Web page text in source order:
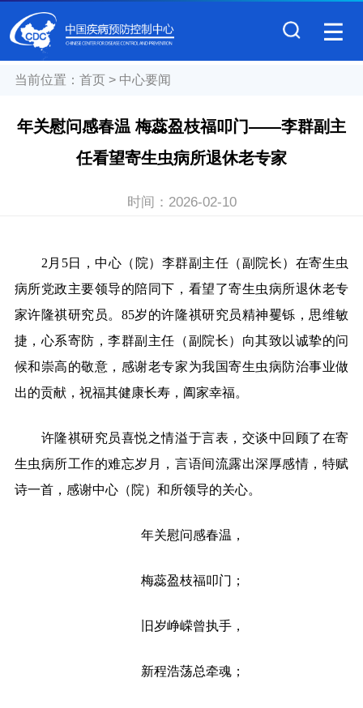
当前位置： 首页> 中心要闻
年关慰问感春温 梅蕊盈枝福叩门——李群副主
任看望寄生虫病所退休老专家
时间： 2026-02-10
2月5日，中心（院）李群副主任（副院长）在寄生虫
病所党政主要领导的陪同下，看望了寄生虫病所退休老专
家许隆祺研究员。85岁的许隆祺研究员精神矍铄，思维敏
捷，心系寄防，李群副主任（副院长）向其致以诚挚的问
候和崇高的敬意，感谢老专家为我国寄生虫病防治事业做
出的贡献，祝福其健康长寿，阖家幸福。
许隆祺研究员喜悦之情溢于言表，交谈中回顾了在寄
生虫病所工作的难忘岁月，言语间流露出深厚感情，特赋
诗一首，感谢中心（院）和所领导的关心。
年关慰问感春温，
梅蕊盈枝福叩门；
旧岁峥嵘曾执手，
新程浩荡总牵魂；